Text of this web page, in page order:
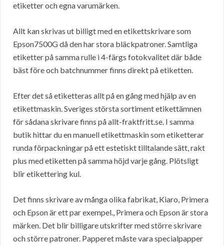
etiketter och egna varumärken.
Allt kan skrivas ut billigt med en etikettskrivare som
Epson7500G då den har stora bläckpatroner. Samtliga
etiketter på samma rulle i 4-färgs fotokvalitet där både
bäst före och batchnummer finns direkt på etiketten.
Efter det så etiketteras allt på en gång med hjälp av en
etikettmaskin. Sveriges största sortiment etikettämnen
för sådana skrivare finns på allt-fraktfritt.se. I samma
butik hittar du en manuell etikettmaskin som etiketterar
runda förpackningar på ett estetiskt tilltalande sätt, rakt
plus med etiketten på samma höjd varje gång. Plötsligt
blir etikettering kul.
Det finns skrivare av många olika fabrikat, Kiaro, Primera
och Epson är ett par exempel., Primera och Epson är stora
märken. Det blir billigare utskrifter med större skrivare
och större patroner. Papperet måste vara specialpapper